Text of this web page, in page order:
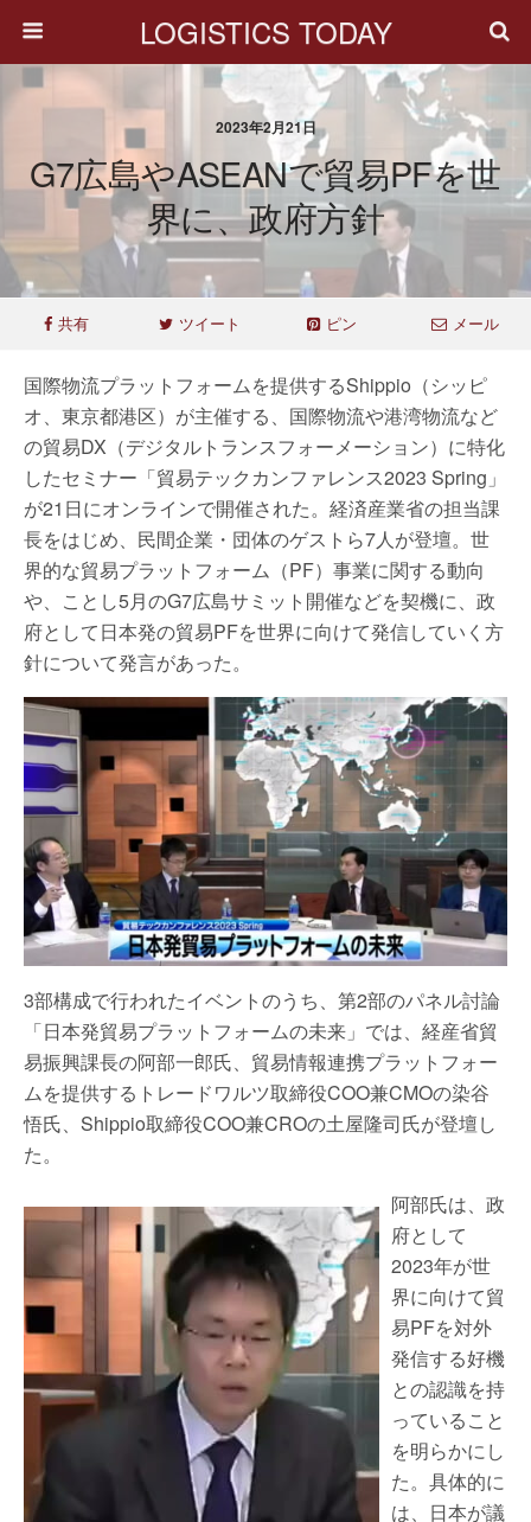
LOGISTICS TODAY
2023年2月21日
G7広島やASEANで貿易PFを世
界に、政府方針
共有 ツイート ピン メール
国際物流プラットフォームを提供するShippio（シッピ
オ、東京都港区）が主催する、国際物流や港湾物流など
の貿易DX（デジタルトランスフォーメーション）に特化
したセミナー「貿易テックカンファレンス2023 Spring」
が21日にオンラインで開催された。経済産業省の担当課
長をはじめ、民間企業・団体のゲストら7人が登壇。世
界的な貿易プラットフォーム（PF）事業に関する動向
や、ことし5月のG7広島サミット開催などを契機に、政
府として日本発の貿易PFを世界に向けて発信していく方
針について発言があった。
3部構成で行われたイベントのうち、第2部のパネル討論
「日本発貿易プラットフォームの未来」では、経産省貿
易振興課長の阿部一郎氏、貿易情報連携プラットフォー
ムを提供するトレードワルツ取締役COO兼CMOの染谷
悟氏、Shippio取締役COO兼CROの土屋隆司氏が登壇し
た。
阿部氏は、政
府として
2023年が世
界に向けて貿
易PFを対外
発信する好機
との認識を持
っていること
を明らかにし
た。具体的に
は、日本が議